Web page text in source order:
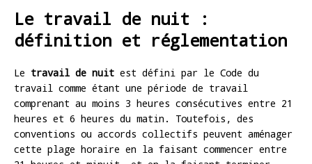
Le travail de nuit :
définition et réglementation
Le travail de nuit est défini par le Code du
travail comme étant une période de travail
comprenant au moins 3 heures consécutives entre 21
heures et 6 heures du matin. Toutefois, des
conventions ou accords collectifs peuvent aménager
cette plage horaire en la faisant commencer entre